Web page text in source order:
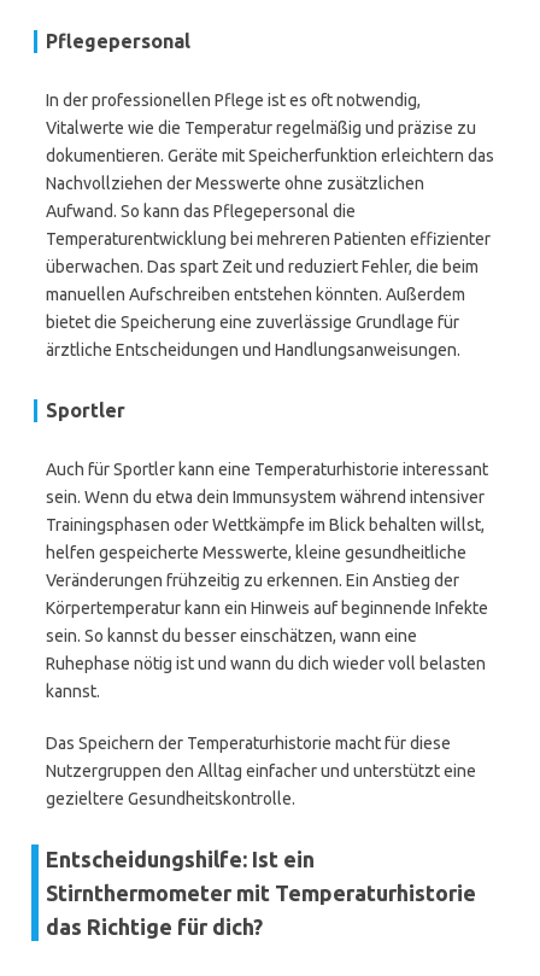
Pflegepersonal
In der professionellen Pflege ist es oft notwendig,
Vitalwerte wie die Temperatur regelmäßig und präzise zu
dokumentieren. Geräte mit Speicherfunktion erleichtern das
Nachvollziehen der Messwerte ohne zusätzlichen
Aufwand. So kann das Pflegepersonal die
Temperaturentwicklung bei mehreren Patienten effizienter
überwachen. Das spart Zeit und reduziert Fehler, die beim
manuellen Aufschreiben entstehen könnten. Außerdem
bietet die Speicherung eine zuverlässige Grundlage für
ärztliche Entscheidungen und Handlungsanweisungen.
Sportler
Auch für Sportler kann eine Temperaturhistorie interessant
sein. Wenn du etwa dein Immunsystem während intensiver
Trainingsphasen oder Wettkämpfe im Blick behalten willst,
helfen gespeicherte Messwerte, kleine gesundheitliche
Veränderungen frühzeitig zu erkennen. Ein Anstieg der
Körpertemperatur kann ein Hinweis auf beginnende Infekte
sein. So kannst du besser einschätzen, wann eine
Ruhephase nötig ist und wann du dich wieder voll belasten
kannst.
Das Speichern der Temperaturhistorie macht für diese
Nutzergruppen den Alltag einfacher und unterstützt eine
gezieltere Gesundheitskontrolle.
Entscheidungshilfe: Ist ein
Stirnthermometer mit Temperaturhistorie
das Richtige für dich?